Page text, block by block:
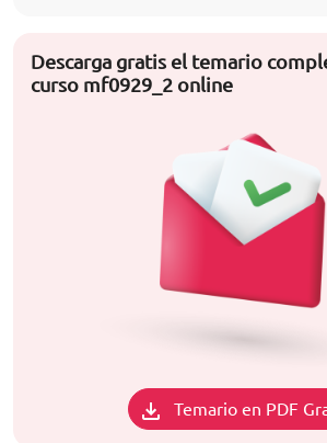
Descarga gratis el temario
curso mf0929_2 online
Temario en PDF